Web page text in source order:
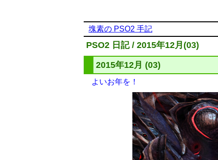
塊素の PSO2 手記
PSO2 日記 / 2015年12月(03)
2015年12月 (03)
よいお年を！